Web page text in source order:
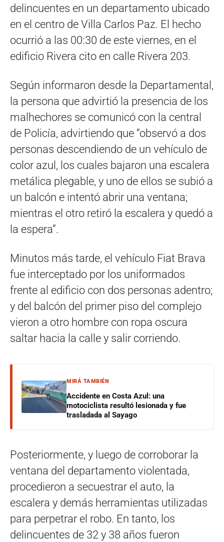
delincuentes en un departamento ubicado
en el centro de Villa Carlos Paz. El hecho
ocurrió a las 00:30 de este viernes, en el
edificio Rivera cito en calle Rivera 203.
Según informaron desde la Departamental,
la persona que advirtió la presencia de los
malhechores se comunicó con la central
de Policía, advirtiendo que “observó a dos
personas descendiendo de un vehículo de
color azul, los cuales bajaron una escalera
metálica plegable, y uno de ellos se subió a
un balcón e intentó abrir una ventana;
mientras el otro retiró la escalera y quedó a
la espera”.
Minutos más tarde, el vehículo Fiat Brava
fue interceptado por los uniformados
frente al edificio con dos personas adentro;
y del balcón del primer piso del complejo
vieron a otro hombre con ropa oscura
saltar hacia la calle y salir corriendo.
MIRÁ TAMBIÉN
Accidente en Costa Azul: una
motociclista resultó lesionada y fue
trasladada al Sayago
Posteriormente, y luego de corroborar la
ventana del departamento violentada,
procedieron a secuestrar el auto, la
escalera y demás herramientas utilizadas
para perpetrar el robo. En tanto, los
delincuentes de 32 y 38 años fueron